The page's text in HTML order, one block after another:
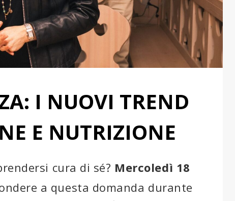
I NUOVI TREND
E NUTRIZIONE
cura di sé? Mercoledì 18
a questa domanda durante